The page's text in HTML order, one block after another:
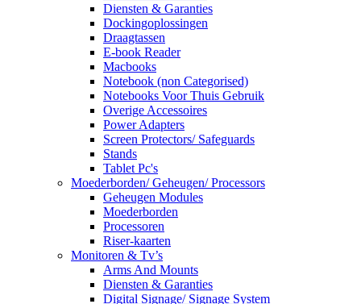
Diensten & Garanties
Dockingoplossingen
Draagtassen
E-book Reader
Macbooks
Notebook (non Categorised)
Notebooks Voor Thuis Gebruik
Overige Accessoires
Power Adapters
Screen Protectors/ Safeguards
Stands
Tablet Pc's
Moederborden/ Geheugen/ Processors
Geheugen Modules
Moederborden
Processoren
Riser-kaarten
Monitoren & Tv’s
Arms And Mounts
Diensten & Garanties
Digital Signage/ Signage System